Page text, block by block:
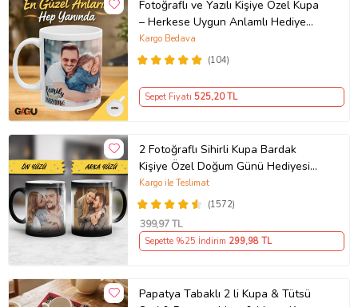
Fotoğraflı ve Yazılı Kişiye Özel Kupa
– Herkese Uygun Anlamlı Hediye
Porselen Baskılı Kupa (Beyaz)
(104)
Kargo Bedava
Sepet Fiyatı 525,20 TL
2 Fotoğraflı Sihirli Kupa Bardak
Kişiye Özel Doğum Günü Hediyesi
Sevgiliye Hediye Anneye Babaya
Ablaya Abiye Kız Erkek Kardeşe
Arkadaşa Resimli Günü Yıl Dönümü
Hediyesi
(1572)
Kargo ile Teslimat
399,97 TL
Sepette %25 İndirim 299,98 TL
Papatya Tabaklı 2 li Kupa & Tütsü